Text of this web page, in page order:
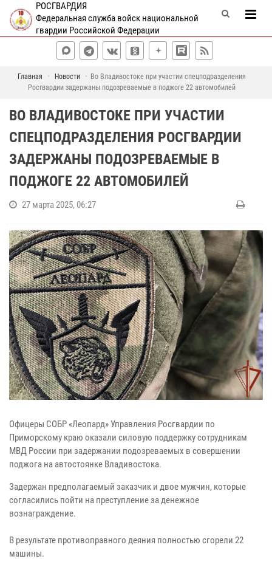
РОСГВАРДИЯ
Федеральная служба войск национальной
гвардии Российской Федерации
Главная Новости
Во Владивостоке при участии спецподразделения
Росгвардии задержаны подозреваемые в поджоге 22 автомобилей
ВО ВЛАДИВОСТОКЕ ПРИ УЧАСТИИ
СПЕЦПОДРАЗДЕЛЕНИЯ РОСГВАРДИИ
ЗАДЕРЖАНЫ ПОДОЗРЕВАЕМЫЕ В
ПОДЖОГЕ 22 АВТОМОБИЛЕЙ
27 марта 2025, 06:27
Офицеры СОБР «Леопард» Управления Росгвардии по
Приморскому краю оказали силовую поддержку сотрудникам
МВД России при задержании подозреваемых в совершении
поджога на автостоянке Владивостока.
Задержан предполагаемый заказчик и двое мужчин, которые
согласились пойти на преступление за денежное
вознаграждение.
В результате противоправного деяния полностью сгорели 22
машины.